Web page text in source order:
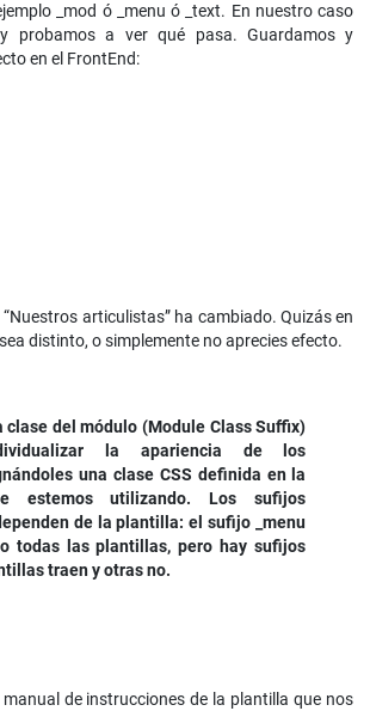
_mod ó _menu ó _text. En nuestro caso
y probamos a ver qué pasa. Guardamos y
en el FrontEnd:
articulistas” ha cambiado. Quizás en
distinto, o simplemente no aprecies efecto.
clase del módulo (Module Class Suffix)
la apariencia de los
una clase CSS definida en la
estemos utilizando. Los sufijos
de la plantilla: el sufijo _menu
todas las plantillas, pero hay sufijos
traen y otras no.
de instrucciones de la plantilla que nos